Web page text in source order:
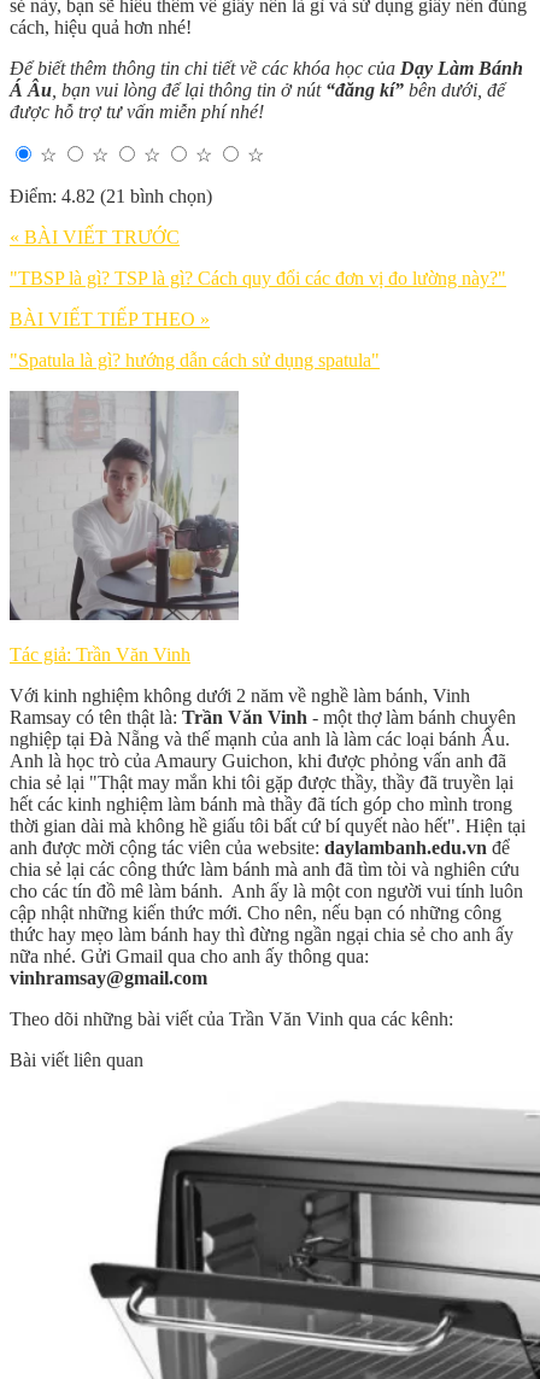
sẻ này, bạn sẽ hiểu thêm về giấy nến là gì và sử dụng giấy nến đúng
cách, hiệu quả hơn nhé!
Để biết thêm thông tin chi tiết về các khóa học của Dạy Làm Bánh
Á Âu , bạn vui lòng để lại thông tin ở nút “đăng kí” bên dưới, để
được hỗ trợ tư vấn miễn phí nhé!
☆ ☆ ☆ ☆
☆
Điểm: 4.82 (21 bình chọn)
« BÀI VIẾT TRƯỚC
"TBSP là gì? TSP là gì? Cách quy đổi các đơn vị đo lường này?"
BÀI VIẾT TIẾP THEO »
"Spatula là gì? hướng dẫn cách sử dụng spatula"
Tác giả: Trần Văn Vinh
Với kinh nghiệm không dưới 2 năm về nghề làm bánh, Vinh
Ramsay có tên thật là: Trần Văn Vinh - một thợ làm bánh chuyên
nghiệp tại Đà Nẵng và thế mạnh của anh là làm các loại bánh Âu.
Anh là học trò của Amaury Guichon, khi được phỏng vấn anh đã
chia sẻ lại "Thật may mắn khi tôi gặp được thầy, thầy đã truyền lại
hết các kinh nghiệm làm bánh mà thầy đã tích góp cho mình trong
thời gian dài mà không hề giấu tôi bất cứ bí quyết nào hết". Hiện tại
anh được mời cộng tác viên của website: daylambanh.edu.vn để
chia sẻ lại các công thức làm bánh mà anh đã tìm tòi và nghiên cứu
cho các tín đồ mê làm bánh. Anh ấy là một con người vui tính luôn
cập nhật những kiến thức mới. Cho nên, nếu bạn có những công
thức hay mẹo làm bánh hay thì đừng ngần ngại chia sẻ cho anh ấy
nữa nhé. Gửi Gmail qua cho anh ấy thông qua:
vinhramsay@gmail.com
Theo dõi những bài viết của Trần Văn Vinh qua các kênh:
Bài viết liên quan